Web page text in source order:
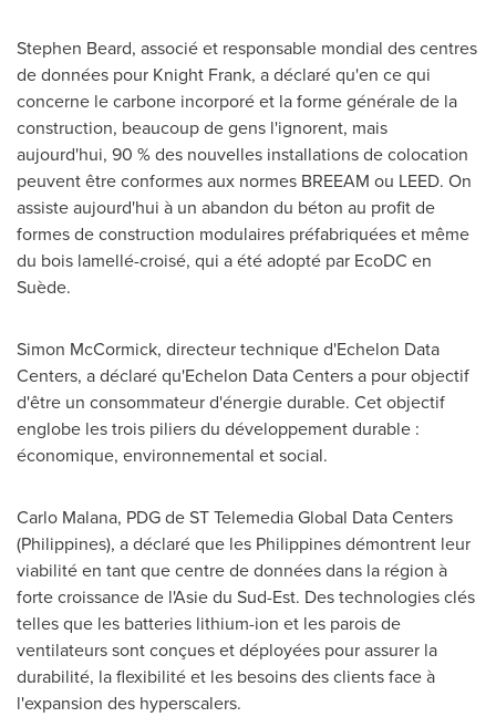
Stephen Beard, associé et responsable mondial des centres
de données pour Knight Frank, a déclaré qu'en ce qui
concerne le carbone incorporé et la forme générale de la
construction, beaucoup de gens l'ignorent, mais
aujourd'hui, 90 % des nouvelles installations de colocation
peuvent être conformes aux normes BREEAM ou LEED. On
assiste aujourd'hui à un abandon du béton au profit de
formes de construction modulaires préfabriquées et même
du bois lamellé-croisé, qui a été adopté par EcoDC en
Suède.
Simon McCormick, directeur technique d'Echelon Data
Centers, a déclaré qu'Echelon Data Centers a pour objectif
d'être un consommateur d'énergie durable. Cet objectif
englobe les trois piliers du développement durable :
économique, environnemental et social.
Carlo Malana, PDG de ST Telemedia Global Data Centers
(Philippines), a déclaré que les Philippinesdémontrent leur
viabilité en tant que centre de données dans la région à
forte croissance de l'Asie du Sud-Est. Des technologies clés
telles que les batteries lithium-ion et les parois de
ventilateurs sont conçues et déployées pour assurer la
durabilité, la flexibilité et les besoins des clients face à
l'expansion des hyperscalers.